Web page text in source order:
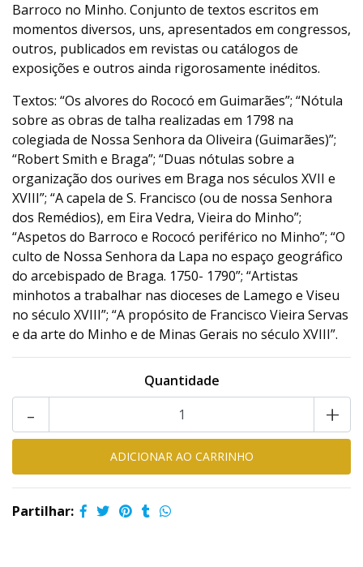
Barroco no Minho. Conjunto de textos escritos em
momentos diversos, uns, apresentados em congressos,
outros, publicados em revistas ou catálogos de
exposições e outros ainda rigorosamente inéditos.
Textos: “Os alvores do Rococó em Guimarães”; “Nótula
sobre as obras de talha realizadas em 1798 na
colegiada de Nossa Senhora da Oliveira (Guimarães)”;
“Robert Smith e Braga”; “Duas nótulas sobre a
organização dos ourives em Braga nos séculos XVII e
XVIII”; “A capela de S. Francisco (ou de nossa Senhora
dos Remédios), em Eira Vedra, Vieira do Minho”;
“Aspetos do Barroco e Rococó periférico no Minho”; “O
culto de Nossa Senhora da Lapa no espaço geográfico
do arcebispado de Braga. 1750- 1790”; “Artistas
minhotos a trabalhar nas dioceses de Lamego e Viseu
no século XVIII”; “A propósito de Francisco Vieira Servas
e da arte do Minho e de Minas Gerais no século XVIII”.
Quantidade
+
-
Partilhar: